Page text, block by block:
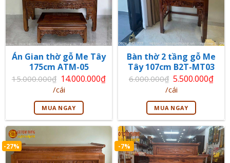
Án Gian thờ gỗ Me Tây
175cm ATM-05
15.000.000₫ Giá
gốc
là:
15.000.000₫.
14.000.000₫
Giá
hiện
tại
là:
14.000.000₫.
/cái
MUA NGAY
Bàn thờ 2 tầng gỗ Me
Tây 107cm B2T-MT03
6.000.000₫ Giá
gốc
là:
6.000.000₫.
5.500.000₫
Giá
hiện
tại
là:
5.500.000₫.
/cái
MUA NGAY
-27% -7%